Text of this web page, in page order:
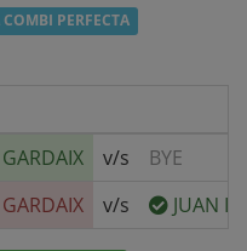
PERFECTA
v/s
BYE
v/s JUAN